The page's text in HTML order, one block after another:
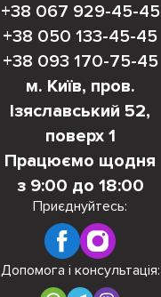
+38 067 929-45-45
+38 050 133-45-45
+38 093 170-75-45
м. Київ, пров.
Ізяславський 52,
поверх 1
Працюємо щодня
з 9:00 до 18:00
Приєднуйтесь:
Допомога і консультація: